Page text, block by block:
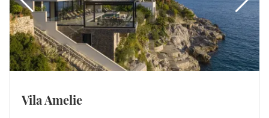
Vila Amelie